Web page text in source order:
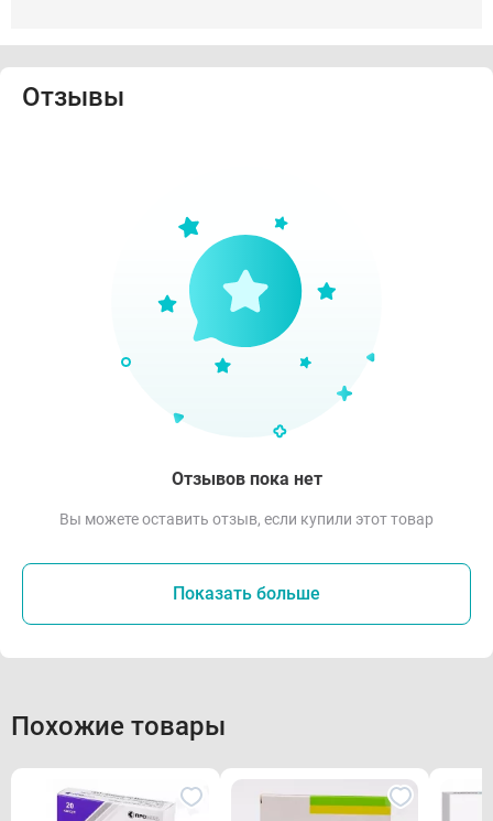
Отзывы
Отзывов пока нет
Вы можете оставить отзыв, если купили этот товар
Показать больше
Похожие товары